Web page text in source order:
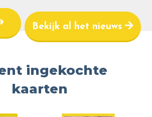
Bekijk al het nieuws
ingekochte
kaarten